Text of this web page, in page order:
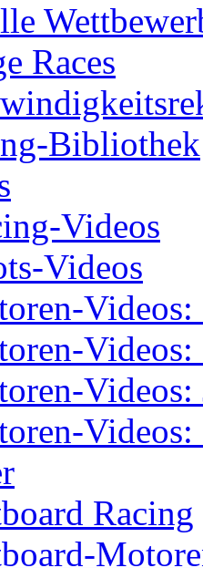
Races
Bibliothek
Videos
Videos
Videos:
Videos:
Racing